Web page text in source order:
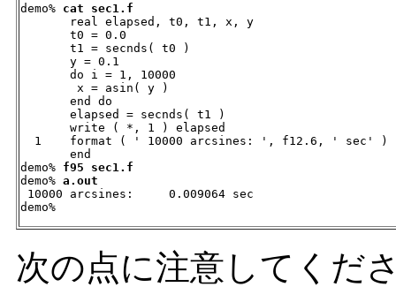
demo% cat sec1.f
       real elapsed, t0, t1, x, y
       t0 = 0.0
       t1 = secnds( t0 )
       y = 0.1
       do i = 1, 10000
        x = asin( y )
       end do
       elapsed = secnds( t1 )
       write ( *, 1 ) elapsed
  1    format ( ' 10000 arcsines: ', f12.6, ' sec' )
       end
demo% f95 sec1.f
demo% a.out
10000 arcsines:     0.009064 sec
demo%
次の点に注意してくだ